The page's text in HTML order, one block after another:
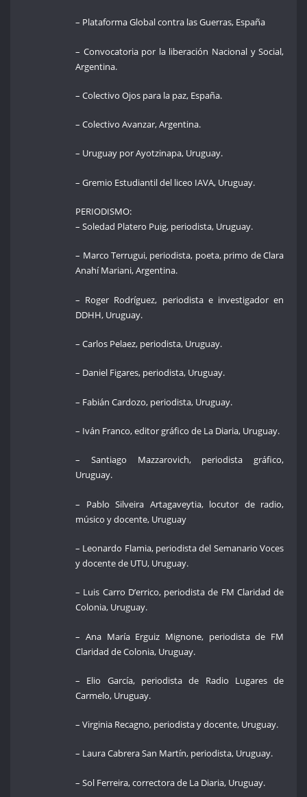
– Plataforma Global contra las Guerras, España
– Convocatoria por la liberación Nacional y Social,
Argentina.
– Colectivo Ojos para la paz, España.
– Colectivo Avanzar, Argentina.
– Uruguay por Ayotzinapa, Uruguay.
– Gremio Estudiantil del liceo IAVA, Uruguay.
PERIODISMO:
– Soledad Platero Puig, periodista, Uruguay.
– Marco Terrugui, periodista, poeta, primo de Clara
Anahí Mariani, Argentina.
– Roger Rodríguez, periodista e investigador en
DDHH, Uruguay.
– Carlos Pelaez, periodista, Uruguay.
– Daniel Figares, periodista, Uruguay.
– Fabián Cardozo, periodista, Uruguay.
– Iván Franco, editor gráfico de La Diaria, Uruguay.
– Santiago Mazzarovich, periodista gráfico,
Uruguay.
– Pablo Silveira Artagaveytia, locutor de radio,
músico y docente, Uruguay
– Leonardo Flamia, periodista del Semanario Voces
y docente de UTU, Uruguay.
– Luis Carro D’errico, periodista de FM Claridad de
Colonia, Uruguay.
– Ana María Erguiz Mignone, periodista de FM
Claridad de Colonia, Uruguay.
– Elio García, periodista de Radio Lugares de
Carmelo, Uruguay.
– Virginia Recagno, periodista y docente, Uruguay.
– Laura Cabrera San Martín, periodista, Uruguay.
– Sol Ferreira, correctora de La Diaria, Uruguay.